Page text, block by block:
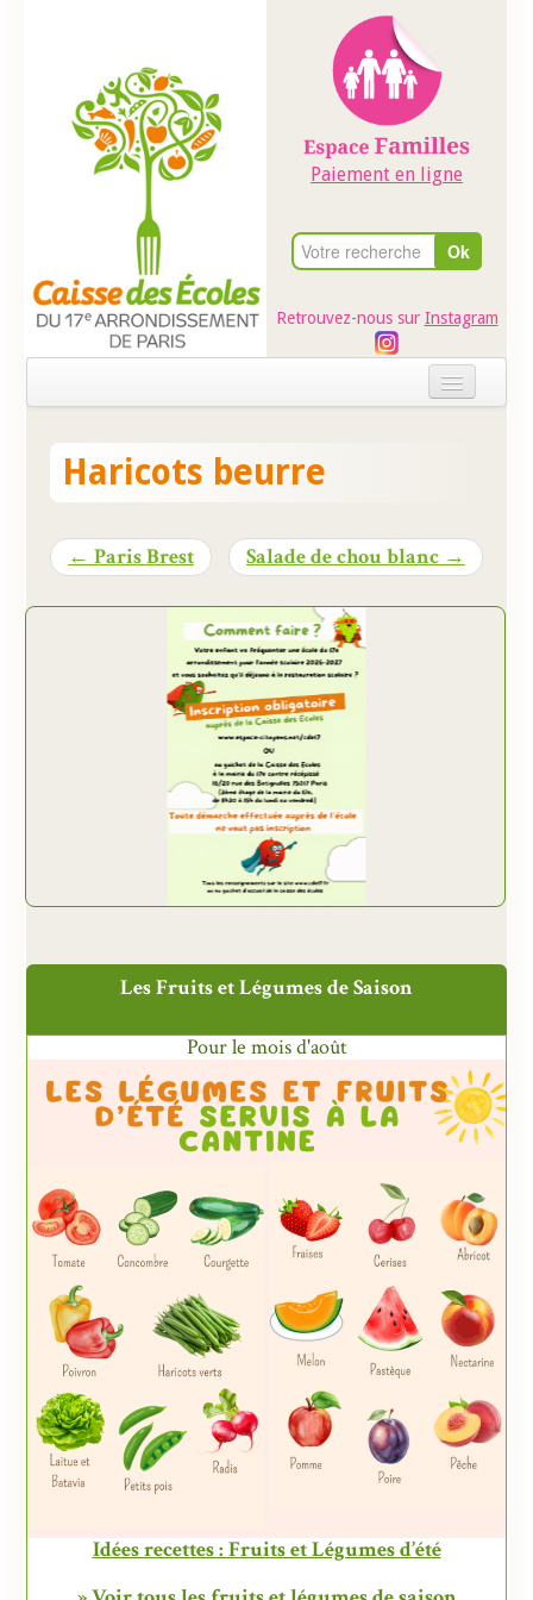
Paiement en ligne
Retrouvez-nous sur Instagram
Evénements
Présentation
Inscriptions et tarifs
Qualité
Menus
Recrutement
Nous contacter
Haricots beurre
← Paris Brest Salade de chou blanc →
Les Fruits et Légumes de Saison
Pour le mois d'août
Idées recettes : Fruits et Légumes d’été